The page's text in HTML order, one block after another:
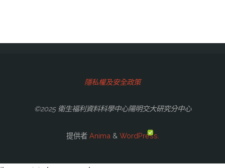
隱私權及安全政策
©2025 衛生福利資料科學中心陽明交大研究分中心
提供者Anima & WordPress.